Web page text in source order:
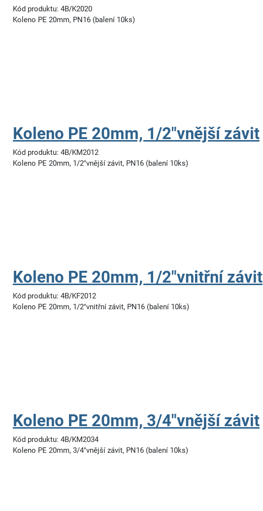
Kód produktu: 4B/K2020
Koleno PE 20mm, PN16 (balení 10ks)
Koleno PE 20mm, 1/2"vnější závit
Kód produktu: 4B/KM2012
Koleno PE 20mm, 1/2"vnější závit, PN16 (balení 10ks)
Koleno PE 20mm, 1/2"vnitřní závit
Kód produktu: 4B/KF2012
Koleno PE 20mm, 1/2"vnitřní závit, PN16 (balení 10ks)
Koleno PE 20mm, 3/4"vnější závit
Kód produktu: 4B/KM2034
Koleno PE 20mm, 3/4"vnější závit, PN16 (balení 10ks)